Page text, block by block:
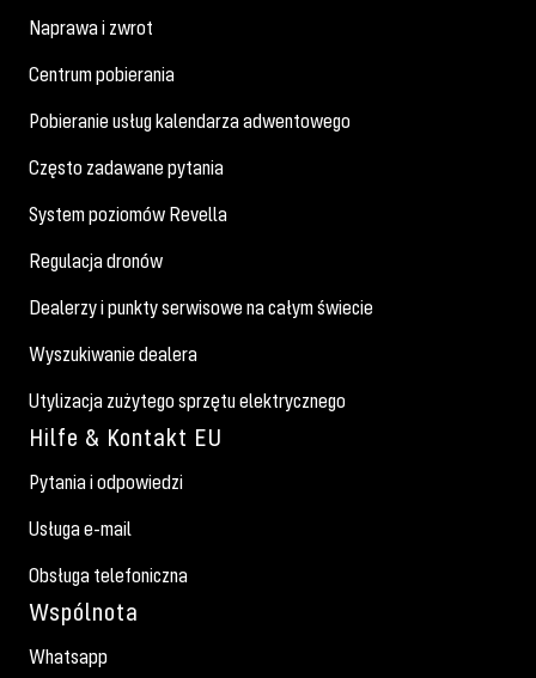
Naprawa i zwrot
Centrum pobierania
Pobieranie usług kalendarza adwentowego
Często zadawane pytania
System poziomów Revella
Regulacja dronów
Dealerzy i punkty serwisowe na całym świecie
Wyszukiwanie dealera
Utylizacja zużytego sprzętu elektrycznego
Hilfe & Kontakt EU
Pytania i odpowiedzi
Usługa e-mail
Obsługa telefoniczna
Wspólnota
Whatsapp